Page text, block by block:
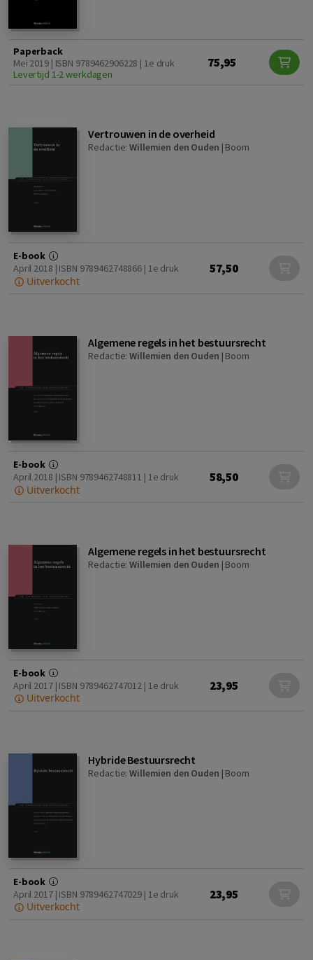
Paperback
Mei 2019 | ISBN 9789462906228 | 1e druk
Levertijd 1-2 werkdagen
75,95
Vertrouwen in de overheid
Redactie:Willemien den Ouden | Boom
E-book
April 2018 | ISBN 9789462748866 | 1e druk
Uitverkocht
57,50
Algemene regels in het bestuursrecht
Redactie:Willemien den Ouden | Boom
E-book
April 2018 | ISBN 9789462748811 | 1e druk
Uitverkocht
58,50
Algemene regels in het bestuursrecht
Redactie:Willemien den Ouden | Boom
E-book
April 2017 | ISBN 9789462747012 | 1e druk
Uitverkocht
23,95
Hybride Bestuursrecht
Redactie:Willemien den Ouden | Boom
E-book
April 2017 | ISBN 9789462747029 | 1e druk
Uitverkocht
23,95